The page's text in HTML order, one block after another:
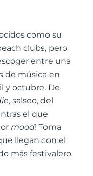
como su
clubs, pero
entre una
de música en
y octubre. De
, salseo, del
el que
mood! Toma
llegan con el
más festivalero